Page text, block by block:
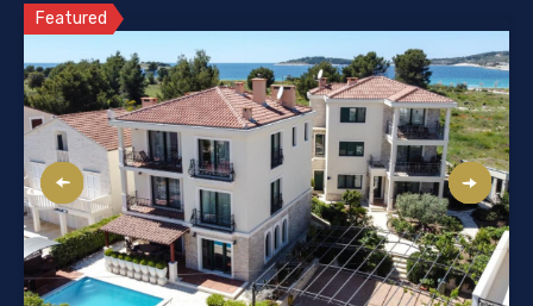
Featured